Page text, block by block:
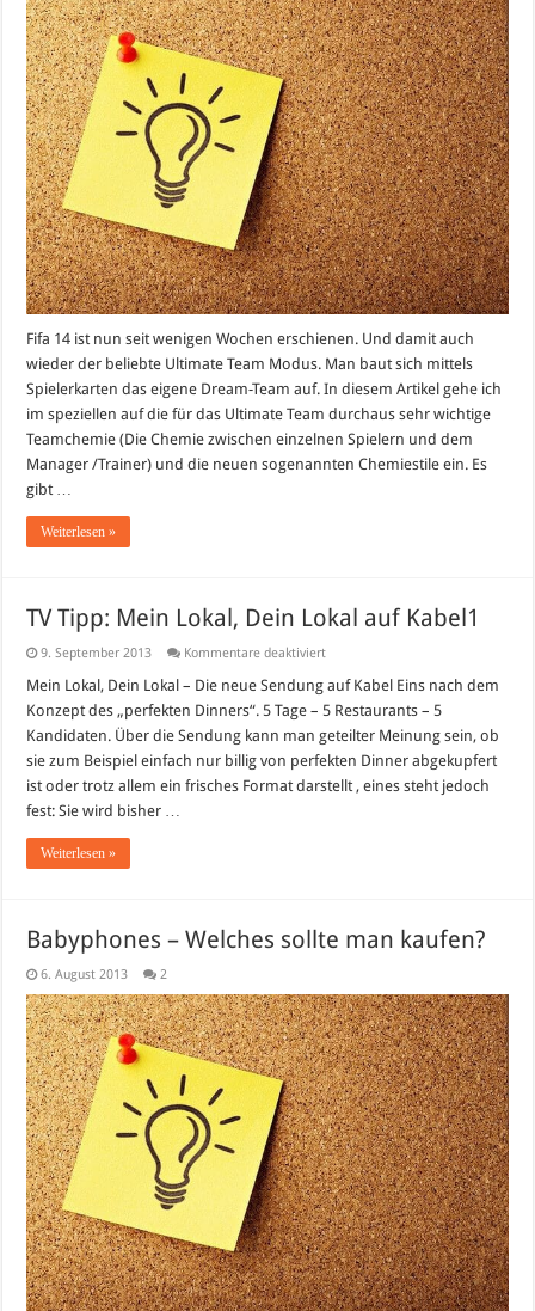
Fifa 14 ist nun seit wenigen Wochen erschienen. Und damit auch
wieder der beliebte Ultimate Team Modus. Man baut sich mittels
Spielerkarten das eigene Dream-Team auf. In diesem Artikel gehe ich
im speziellen auf die für das Ultimate Team durchaus sehr wichtige
Teamchemie (Die Chemie zwischen einzelnen Spielern und dem
Manager /Trainer) und die neuen sogenannten Chemiestile ein. Es
gibt …
Weiterlesen »
TV Tipp: Mein Lokal, Dein Lokal auf Kabel1
9. September 2013 Kommentare deaktiviertfür
Tipp:
Lokal,
Dein
Lokal
auf
Kabel1
Mein Lokal, Dein Lokal – Die neue Sendung auf Kabel Eins nach dem
Konzept des „perfekten Dinners“. 5 Tage – 5 Restaurants – 5
Kandidaten. Über die Sendung kann man geteilter Meinung sein, ob
sie zum Beispiel einfach nur billig von perfekten Dinner abgekupfert
ist oder trotz allem ein frisches Format darstellt , eines steht jedoch
fest: Sie wird bisher …
Weiterlesen »
Babyphones – Welches sollte man kaufen?
6. August 2013 2